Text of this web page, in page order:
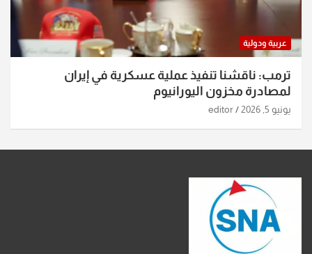
عربية ودولية
ترمب: ناقشنا تنفيذ عملية عسكرية في إيران
لمصادرة مخزون اليورانيوم
يونيو 5, 2026 editor